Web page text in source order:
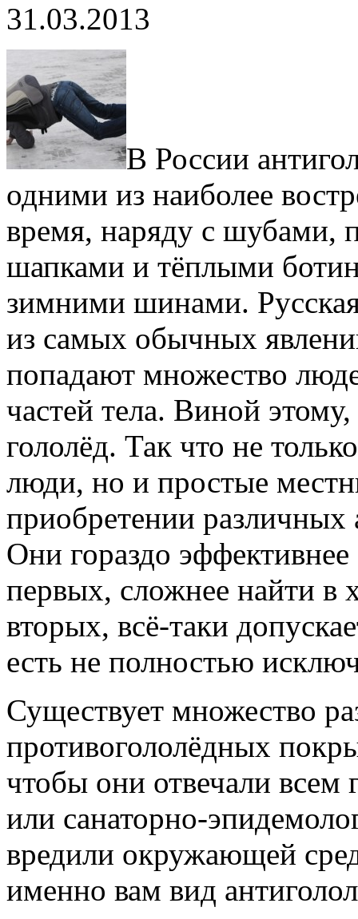
31.03.2013
В России
одними из наиболее
время, наряду с шубами,
шапками и тёплыми
зимними шинами.
из самых обычных
попадают множество
частей тела. Виной
гололёд. Так что не
люди, но и простые
приобретении различных
Они гораздо
первых, сложнее найти в
вторых, всё-таки
есть не полностью
Существует множество
противогололёдных
чтобы они отвечали всем
или санаторно-
вредили окружающей
именно вам вид